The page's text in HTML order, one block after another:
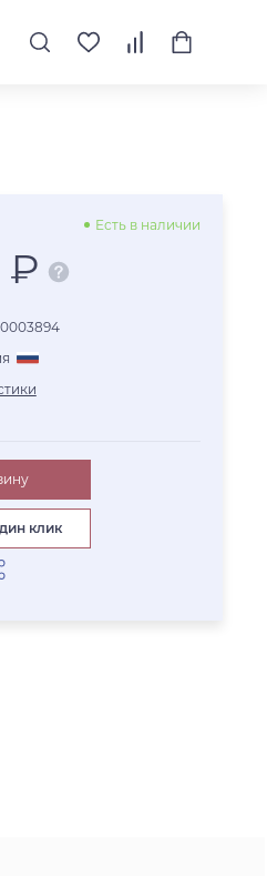
Есть в наличии
₽
клик